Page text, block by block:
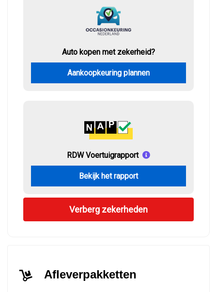
Auto kopen met zekerheid?
Aankoopkeuring plannen
RDW Voertuigrapport
Bekijk het rapport
Verberg zekerheden
Afleverpakketten